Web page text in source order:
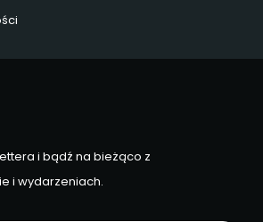
i bądź na bieżąco z
i wydarzeniach.